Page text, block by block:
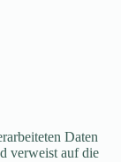
Daten
verweist auf die